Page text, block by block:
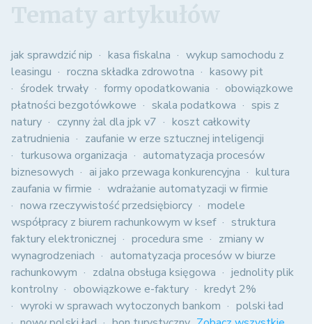
jak sprawdzić nip kasa fiskalna
wykup samochodu z
leasingu
roczna składka zdrowotna
kasowy pit
środek trwały
formy opodatkowania
obowiązkowe
płatności bezgotówkowe
skala podatkowa
spis z
natury
czynny żal dla jpk v7
koszt całkowity
zatrudnienia
zaufanie w erze sztucznej inteligencji
turkusowa organizacja
automatyzacja procesów
biznesowych
ai jako przewaga konkurencyjna
kultura
zaufania w firmie
wdrażanie automatyzacji w firmie
nowa rzeczywistość przedsiębiorcy
modele
współpracy z biurem rachunkowym w ksef
struktura
faktury elektronicznej
procedura sme
zmiany w
wynagrodzeniach
automatyzacja procesów w biurze
rachunkowym
zdalna obsługa księgowa
jednolity plik
kontrolny
obowiązkowe e-faktury
kredyt 2%
wyroki w sprawach wytoczonych bankom
polski ład